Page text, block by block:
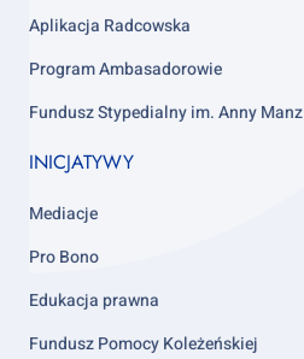
Aplikacja Radcowska
Program Ambasadorowie
Fundusz Stypedialny im. Anny Manz
INICJATYWY
Mediacje
Pro Bono
Edukacja prawna
Fundusz Pomocy Koleżeńskiej